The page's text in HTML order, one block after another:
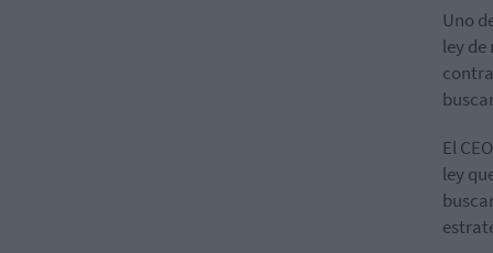
Uno
ley
El
ley